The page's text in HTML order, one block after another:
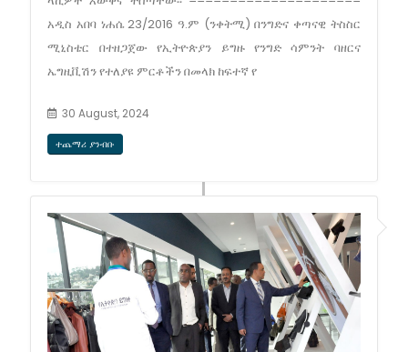
አዲስ አበባ ነሐሴ 23/2016 ዓ.ም (ንቀትሚ) በንግድና ቀጣናዊ ትስስር
ሚኒስቴር በተዘጋጀው የኢትዮጵያን ይግዙ የንግድ ሳምንት ባዘርና
ኤግዚቪሽን የተለያዩ ምርቶችን በመላክ ከፍተኛ የ
30 August, 2024
ተጨማሪ ያንብቡ